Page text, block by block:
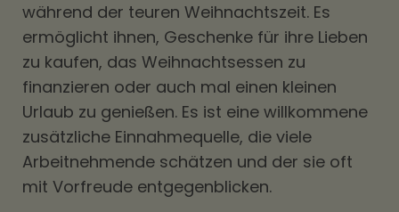
während der teuren Weihnachtszeit. Es
ermöglicht ihnen, Geschenke für ihre Lieben
zu kaufen, das Weihnachtsessen zu
finanzieren oder auch mal einen kleinen
Urlaub zu genießen. Es ist eine willkommene
zusätzliche Einnahmequelle, die viele
Arbeitnehmende schätzen und der sie oft
mit Vorfreude entgegenblicken.